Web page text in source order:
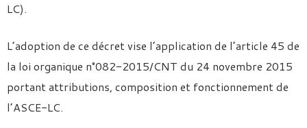
LC).
L’adoption de ce décret vise l’application de l’article 45 de
la loi organique n°082-2015/CNT du 24 novembre 2015
portant attributions, composition et fonctionnement de
l’ASCE-LC.